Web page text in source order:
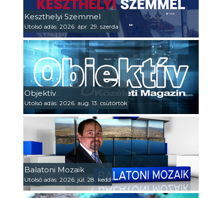
Keszthelyi Szemmel
Utolsó adás: 2026. ápr. 29. szerda
Objektív
Utolsó adás: 2026. aug. 13. csütörtök
Balatoni Mozaik
Utolsó adás: 2026. júl. 28. kedd